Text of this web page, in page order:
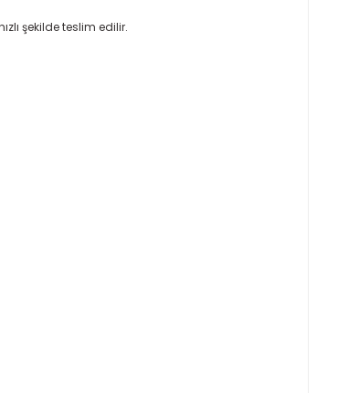
şekilde teslim edilir.